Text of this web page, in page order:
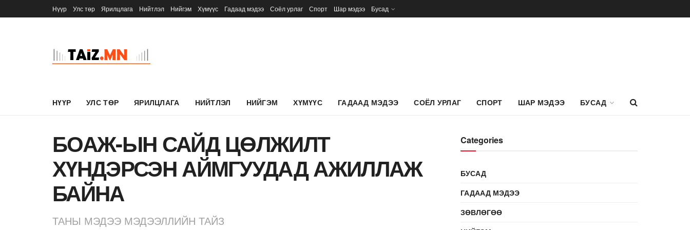
Нүүр Улс төр Ярилцлага Нийтлэл Нийгэм Хүмүүс Гадаад мэдээ Соёл урлаг Спорт Шар мэдээ Бусад
НҮҮР УЛС ТӨР ЯРИЛЦЛАГА НИЙТЛЭЛ НИЙГЭМ ХҮМҮҮС ГАДААД МЭДЭЭ СОЁЛ УРЛАГ СПОРТ ШАР МЭДЭЭ БУСАД
БОАЖ-ЫН САЙД ЦӨЛЖИЛТ
ХҮНДЭРСЭН АЙМГУУДАД АЖИЛЛАЖ
БАЙНА
ТАНЫ МЭДЭЭ МЭДЭЭЛЛИЙН ТАЙЗ
Categories
БУСАД
ГАДААД МЭДЭЭ
ЗӨВЛӨГӨӨ